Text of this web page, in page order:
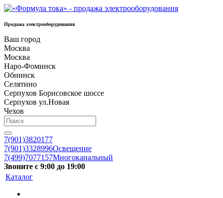
Продажа электрооборудования
Ваш город
Москва
Москва
Наро-Фоминск
Обнинск
Селятино
Серпухов Борисовское шоссе
Серпухов ул.Новая
Чехов
7(901)3820177
7(901)3328996Освещение
7(499)7077157Многоканальный
Звоните с 9:00 до 19:00
Каталог